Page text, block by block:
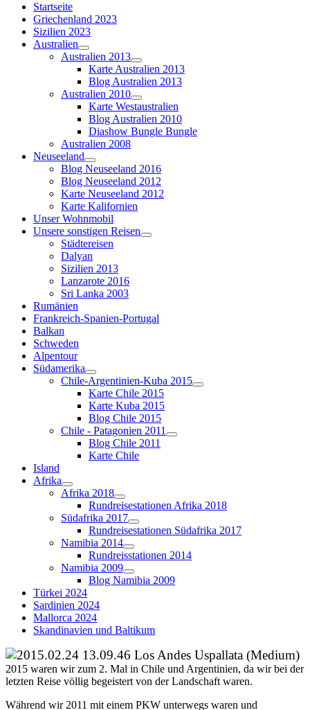
Startseite
Griechenland 2023
Sizilien 2023
Australien
Australien 2013
Karte Australien 2013
Blog Australien 2013
Australien 2010
Karte Westaustralien
Blog Australien 2010
Diashow Bungle Bungle
Australien 2008
Neuseeland
Blog Neuseeland 2016
Blog Neuseeland 2012
Karte Neuseeland 2012
Karte Kalifornien
Unser Wohnmobil
Unsere sonstigen Reisen
Städtereisen
Dalyan
Sizilien 2013
Lanzarote 2016
Sri Lanka 2003
Rumänien
Frankreich-Spanien-Portugal
Balkan
Schweden
Alpentour
Südamerika
Chile-Argentinien-Kuba 2015
Karte Chile 2015
Karte Kuba 2015
Blog Chile 2015
Chile - Patagonien 2011
Blog Chile 2011
Karte Chile
Island
Afrika
Afrika 2018
Rundreisestationen Afrika 2018
Südafrika 2017
Rundreisestationen Südafrika 2017
Namibia 2014
Rundreisstationen 2014
Namibia 2009
Blog Namibia 2009
Türkei 2024
Sardinien 2024
Mallorca 2024
Skandinavien und Baltikum
2015 waren wir zum 2. Mal in Chile und Argentinien, da wir bei der
letzten Reise völlig begeistert von der Landschaft waren.
Während wir 2011 mit einem PKW unterwegs waren und